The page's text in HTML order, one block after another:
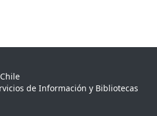
de Información y Bibliotecas